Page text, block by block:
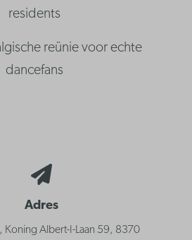
residents
reünie voor echte
dancefans
Adres
Koning Albert-I-Laan 59, 8370